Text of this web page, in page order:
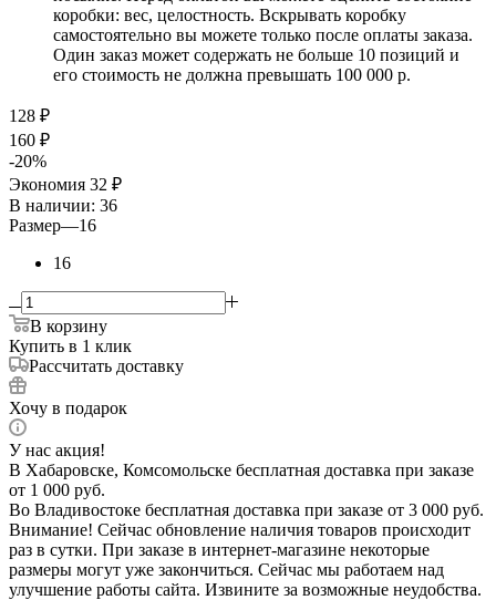
коробки: вес, целостность. Вскрывать коробку
самостоятельно вы можете только после оплаты заказа.
Один заказ может содержать не больше 10 позиций и
его стоимость не должна превышать 100 000 р.
128 ₽
160 ₽
-20%
Экономия 32 ₽
В наличии: 36
Размер—16
16
В корзину
Купить в 1 клик
Рассчитать доставку
Хочу в подарок
У нас акция!
В Хабаровске, Комсомольске бесплатная доставка при заказе
от 1 000 руб.
Во Владивостоке бесплатная доставка при заказе от 3 000 руб.
Внимание! Сейчас обновление наличия товаров происходит
раз в сутки. При заказе в интернет-магазине некоторые
размеры могут уже закончиться. Сейчас мы работаем над
улучшение работы сайта. Извините за возможные неудобства.